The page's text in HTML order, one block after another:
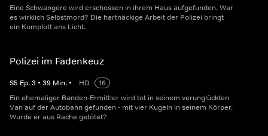
Eine Schwangere wird erschossen in ihrem Haus aufgefunden. War
es wirklich Selbstmord? Die hartnäckige Arbeit der Polizei bringt
ein Komplott ans Licht.
Polizei im Fadenkeuz
S5 Ep.3 • 39 Min. • HD
16
Ein ehemaliger Banden-Ermittler wird tot in seinem verunglückten
Van auf der Autobahn gefunden - mit vier Kugeln in seinem Körper.
Wurde er aus Rache getötet?